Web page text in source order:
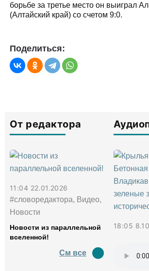
борьбе за третье место он выиграл
(Алтайский край) со счетом 9:0.
Поделиться:
От редактора
11:04 22.01.2026
#словоредактора, Видео,
Новости
Новости из параллельной
вселенной!
См все
18:05